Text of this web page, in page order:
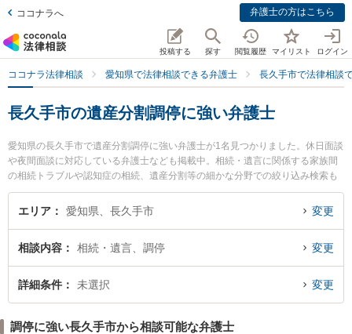
ココナラへ 弁護士の方はこちら
投稿する 探す 閲覧履歴 マイリスト ログイン
ココナラ法律相談 愛知県で法律相談できる弁護士 長久手市で法律相談
長久手市の遺産分割調停に強い弁護士
愛知県の長久手市で遺産分割調停に強い弁護士が1名見つかりました。休日面談
や夜間面談に対応している弁護士なども掲載中。相続・遺言に関係する家族間
の相続トラブルや認知症の相続、遺産分割等の細かな分野での絞り込み検索も
でき便利です。特にながくての風法律事務所の堀田 朋宏弁護士のプロフィール
情報や弁護士費用、強みなどが注目されています。『長久手市で土日や夜間に
で遺産分割調停を法律相談できる長久手市内の弁護士に相談予約したい』など
でお困りの相談者さんにおすすめです。
エリア 愛知県、長久手市 変更
相談内容 相続・遺言、調停 変更
詳細条件 未選択 変更
調停に強い長久手市から相談可能な弁護士